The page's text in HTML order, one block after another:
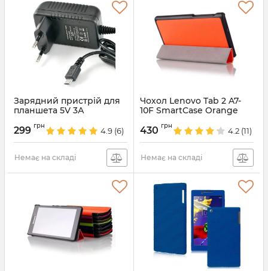
Зарядний пристрій для
планшета 5V 3А
299 грн
4.9 (6)
Немає на складі
Чохол Lenovo Tab 2 A7-
10F SmartCase Orange
430 грн
4.2 (11)
Немає на складі